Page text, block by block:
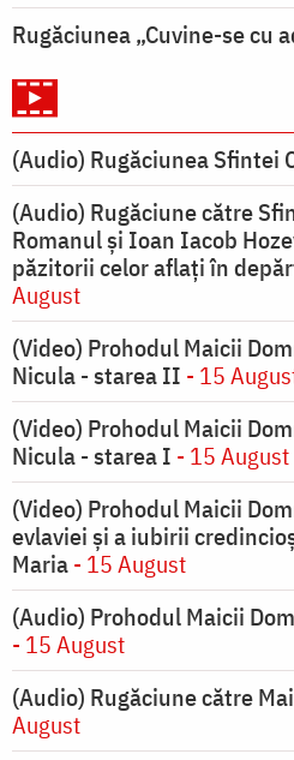
Rugăciunea „Cuvine-se cu
(Audio) Rugăciunea Sfintei
(Audio) Rugăciune către
Romanul și Ioan Iacob
păzitorii celor aflați în
August
(Video) Prohodul Maicii
Nicula - starea II - 15
(Video) Prohodul Maicii
Nicula - starea I - 15 August
(Video) Prohodul Maicii
evlaviei și a iubirii
Maria- 15 August
(Audio) Prohodul Maicii
- 15 August
(Audio) Rugăciune către
August